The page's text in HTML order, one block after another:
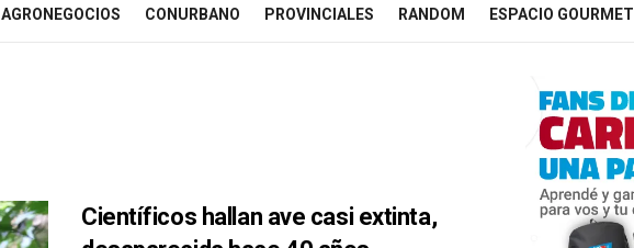
AGRONEGOCIOS CONURBANO PROVINCIALES RANDOM ESPACIO GOURMET
Científicos hallan ave casi extinta,